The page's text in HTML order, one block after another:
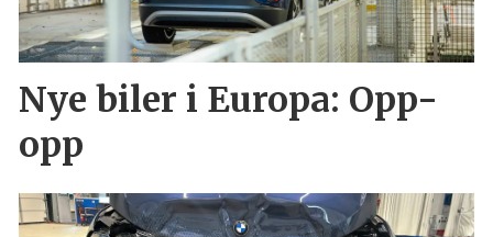
Nye biler i Europa: Opp-
opp